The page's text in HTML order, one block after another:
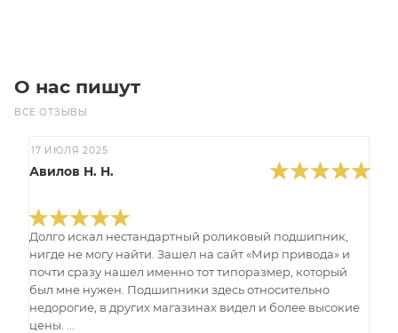
О нас пишут
ВСЕ ОТЗЫВЫ
17 ИЮЛЯ 2025
Авилов Н. Н.
Долго искал нестандартный роликовый подшипник,
нигде не могу найти. Зашел на сайт «Мир привода» и
почти сразу нашел именно тот типоразмер, который
был мне нужен. Подшипники здесь относительно
недорогие, в других магазинах видел и более высокие
цены. ...